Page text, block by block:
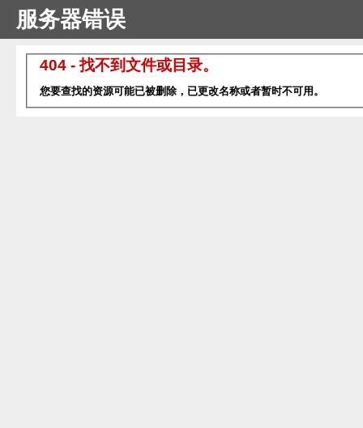
服务器错误
404 - 找不到文件或目录。
您要查找的资源可能已被删除，已更改名称或者暂时不可用。